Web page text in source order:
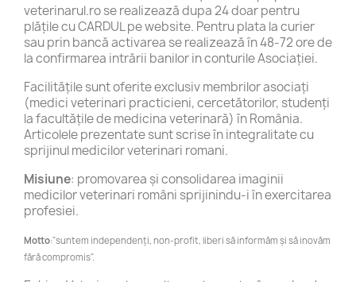
veterinarul.ro se realizează dupa 24 doar pentru
plățile cu CARDUL pe website. Pentru plata la curier
sau prin bancă activarea se realizează în 48-72 ore de
la confirmarea intrării banilor in conturile Asociației.
Facilitățile sunt oferite exclusiv membrilor asociați
(medici veterinari practicieni, cercetătorilor, studenți
la facultățile de medicina veterinară) în România.
Articolele prezentate sunt scrise în integralitate cu
sprijinul medicilor veterinari romani.
Misiune: promovarea și consolidarea imaginii
medicilor veterinari români sprijinindu-i în exercitarea
profesiei.
Motto:"suntem independenți, non-profit, liberi să informăm și să inovăm
fără compromis".